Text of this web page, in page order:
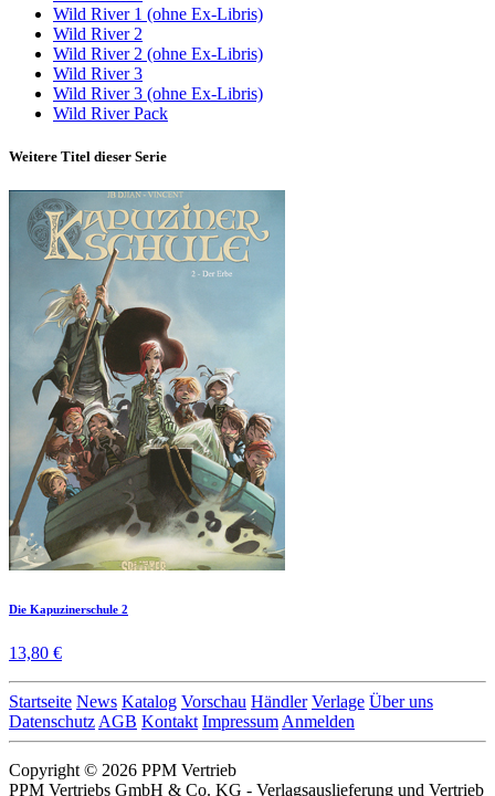
Wild River 1 (ohne Ex-Libris)
Wild River 2
Wild River 2 (ohne Ex-Libris)
Wild River 3
Wild River 3 (ohne Ex-Libris)
Wild River Pack
Weitere Titel dieser Serie
Die Kapuzinerschule 2
13,80 €
Startseite News Katalog Vorschau Händler Verlage Über uns
Datenschutz AGB Kontakt Impressum Anmelden
Copyright © 2026 PPM Vertrieb
PPM Vertriebs GmbH & Co. KG - Verlagsauslieferung und Vertrieb